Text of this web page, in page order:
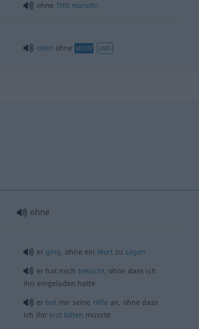
ohne Tritt marsch!
oben ohne MODE UMG
ohne
er ging, ohne einWortzu sagen
er hat mich besucht, ohne dass ich
ihn eingeladen hatte
er botmir seine Hilfe an, ohne dass
ich ihn erst bitten musste